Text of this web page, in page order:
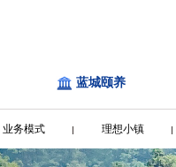
蓝城颐养
业务模式 理想小镇